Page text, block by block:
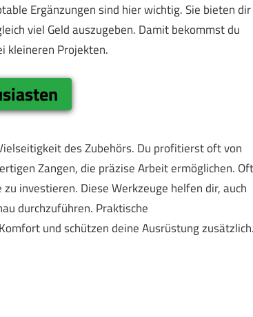
Ergänzungen sind hier wichtig. Sie bieten dir
viel Geld auszugeben. Damit bekommst du
kleineren Projekten.
des Zubehörs. Du profitierst oft von
Zangen, die präzise Arbeit ermöglichen. Oft
investieren. Diese Werkzeuge helfen dir, auch
durchzuführen. Praktische
und schützen deine Ausrüstung